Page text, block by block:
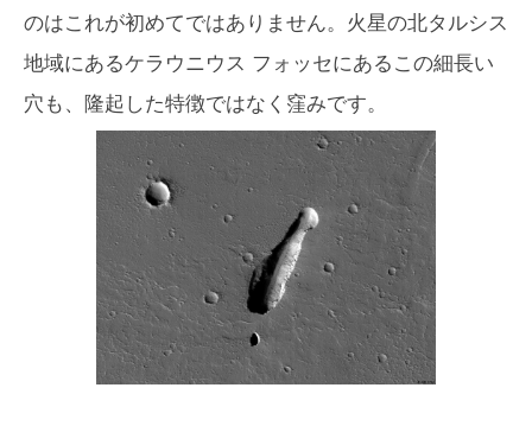
のはこれが初めてではありません。火星の北タルシス
地域にあるケラウニウス フォッセにあるこの細長い
穴も、隆起した特徴ではなく窪みです。